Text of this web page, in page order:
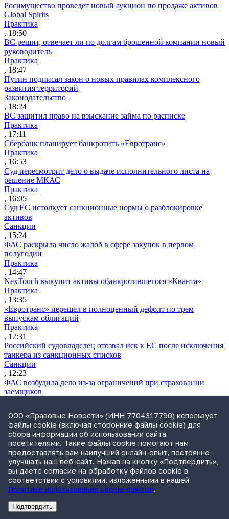
Росимущество проведет новый аукцион по продаже активов
Global Spirits
Практика
, 18:50
ВС решит, отвечает ли по долгам брошенной компании новый
руководитель
Практика
, 18:47
Путин подписал закон о новых правилах комплексного
развития территорий
Законодательство
, 18:24
ВС защитил право на взыскание займа по расписке
Практика
, 17:11
Сбербанк планирует банкротить «Евротранс»
Практика
, 16:53
Суд пересмотрит дело о выдаче исполнительного листа на
решение МКАС
Практика
, 16:05
Суд ЕС истолкует санкционные нормы о разблокировке
активов
Санкции
, 15:24
ФАС раскрыла число жалоб в сфере закупок в первом
полугодии
Практика
, 14:47
NexTouch выкупит активы обанкротившегося «Кванта»
Практика
, 13:35
«Евротранс» перешел в полноценный дефолт по трем
выпускам облигаций
Практика
, 12:31
Российский судовладелец отозвал иск к ЕС после исключения
танкера из санкционных списков
Санкции
, 12:23
ФАС возбудила дело из-за ограничений при страховании
заемщиков
Самарская ККС приняла отставку главы облсуда Шилова
после проверки Генпрокуратуры
Судьи
, 11:48
ВККС открыла семь новых вакансий
Судьи
, 11:28
Власти обсуждают варианты приватизации «Сирены-Трэвел»
Практика
, 10:50
ООО «Правовые Новости» (ИНН 7704317790) использует
файлы cookie (включая сторонние файлы cookie) для
сбора информации об использовании сайта
посетителями. Такие файлы cookie помогают нам
предоставлять вам наилучший онлайн-опыт, постоянно
улучшать наш веб-сайт. Нажав на кнопку «Подтвердить»,
вы даете согласие на обработку файлов cookie в
соответствии с условиями, изложенными в нашей
Политике использования cookie-файлов.
Подтвердить